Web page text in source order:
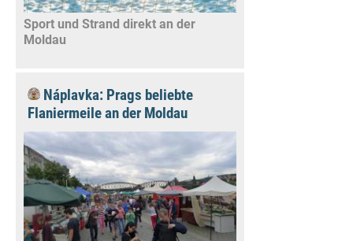
Sport und Strand direkt an der
Moldau
Náplavka: Prags beliebte
Flaniermeile an der Moldau